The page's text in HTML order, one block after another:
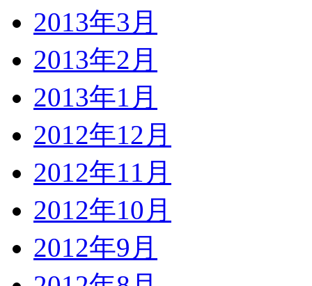
2013年3月
2013年2月
2013年1月
2012年12月
2012年11月
2012年10月
2012年9月